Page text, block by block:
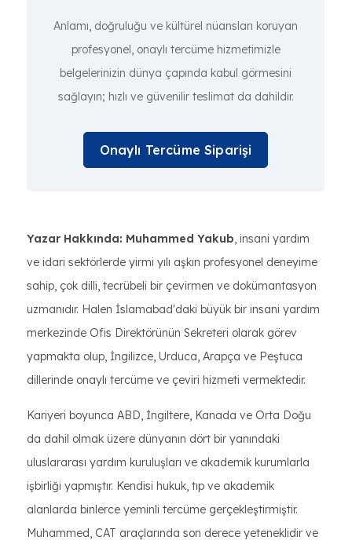
Anlamı, doğruluğu ve kültürel nüansları koruyan
profesyonel, onaylı tercüme hizmetimizle
belgelerinizin dünya çapında kabul görmesini
sağlayın; hızlı ve güvenilir teslimat da dahildir.
Onaylı Tercüme Siparişi
Yazar Hakkında: Muhammed Yakub, insani yardım
ve idari sektörlerde yirmi yılı aşkın profesyonel deneyime
sahip, çok dilli, tecrübeli bir çevirmen ve dokümantasyon
uzmanıdır. Halen İslamabad'daki büyük bir insani yardım
merkezinde Ofis Direktörünün Sekreteri olarak görev
yapmakta olup, İngilizce, Urduca, Arapça ve Peştuca
dillerinde onaylı tercüme ve çeviri hizmeti vermektedir.
Kariyeri boyunca ABD, İngiltere, Kanada ve Orta Doğu
da dahil olmak üzere dünyanın dört bir yanındaki
uluslararası yardım kuruluşları ve akademik kurumlarla
işbirliği yapmıştır. Kendisi hukuk, tıp ve akademik
alanlarda binlerce yeminli tercüme gerçekleştirmiştir.
Muhammed, CAT araçlarında son derece yeteneklidir ve